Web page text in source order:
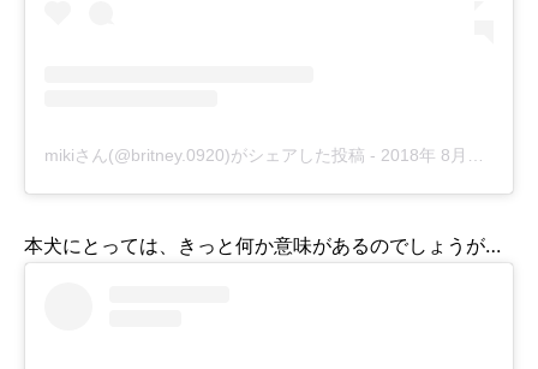
mikiさん(@britney.0920)がシェアした投稿 - 2018年 8月月19日午後10時17分PDT
本犬にとっては、きっと何か意味があるのでしょうが…